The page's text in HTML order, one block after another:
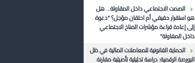
الصمت الاجتماعي داخل المقاولة... هل
هو استقرار حقيقي أم احتقان مؤجل؟ "دعوة
إلى إعادة قراءة مؤشرات المناخ الاجتماعي
داخل المقاولة"
الحماية القانونية للمعاملات المالية في ظل
البورصة الرقمية: دراسة تحليلية تأصيلية مقارنة